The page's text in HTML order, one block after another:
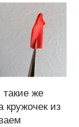
же
кружочек из